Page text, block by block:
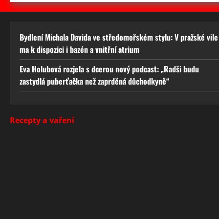
Bydlení Michala Davida ve středomořském stylu: V pražské vile
ma k dispozici i bazén a vnitřní atrium
Eva Holubová rozjela s dcerou nový podcast: „Radši budu
zastydlá puberťačka než zaprděná důchodkyně“
Recepty a vaření